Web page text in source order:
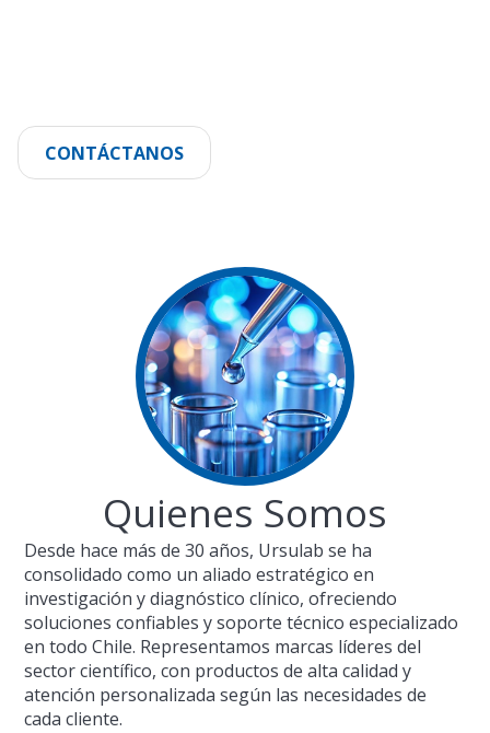
CONTÁCTANOS
Quienes Somos
Desde hace más de 30 años, Ursulab se ha
consolidado como un aliado estratégico en
investigación y diagnóstico clínico, ofreciendo
soluciones confiables y soporte técnico especializado
en todo Chile. Representamos marcas líderes del
sector científico, con productos de alta calidad y
atención personalizada según las necesidades de
cada cliente.